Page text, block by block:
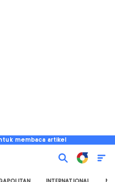
membaca artikel